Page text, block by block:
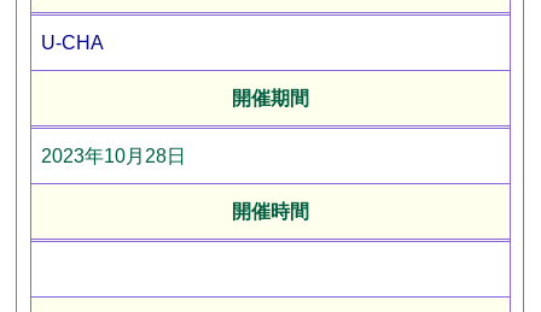
U-CHA
開催期間
2023年10月28日
開催時間